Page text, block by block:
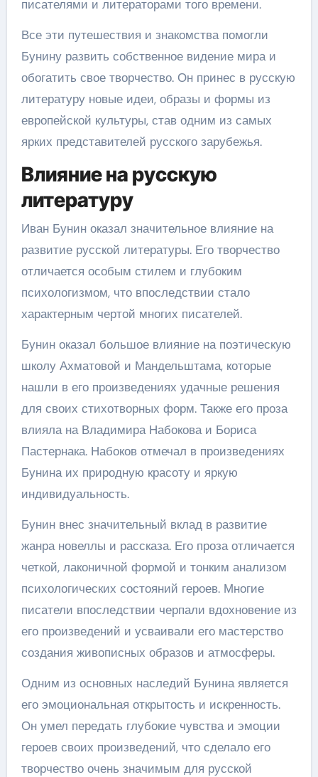
писателями и литераторами того времени.
Все эти путешествия и знакомства помогли
Бунину развить собственное видение мира и
обогатить свое творчество. Он принес в русскую
литературу новые идеи, образы и формы из
европейской культуры, став одним из самых
ярких представителей русского зарубежья.
Влияние на русскую
литературу
Иван Бунин оказал значительное влияние на
развитие русской литературы. Его творчество
отличается особым стилем и глубоким
психологизмом, что впоследствии стало
характерным чертой многих писателей.
Бунин оказал большое влияние на поэтическую
школу Ахматовой и Мандельштама, которые
нашли в его произведениях удачные решения
для своих стихотворных форм. Также его проза
влияла на Владимира Набокова и Бориса
Пастернака. Набоков отмечал в произведениях
Бунина их природную красоту и яркую
индивидуальность.
Бунин внес значительный вклад в развитие
жанра новеллы и рассказа. Его проза отличается
четкой, лаконичной формой и тонким анализом
психологических состояний героев. Многие
писатели впоследствии черпали вдохновение из
его произведений и усваивали его мастерство
создания живописных образов и атмосферы.
Одним из основных наследий Бунина является
его эмоциональная открытость и искренность.
Он умел передать глубокие чувства и эмоции
героев своих произведений, что сделало его
творчество очень значимым для русской